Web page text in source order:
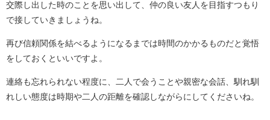
交際し出した時のことを思い出して、仲の良い友人を目指すつもり
で接していきましょうね。
再び信頼関係を結べるようになるまでは時間のかかるものだと覚悟
をしておくといいですよ。
連絡も忘れられない程度に、二人で会うことや親密な会話、馴れ馴
れしい態度は時期や二人の距離を確認しながらにしてくださいね。